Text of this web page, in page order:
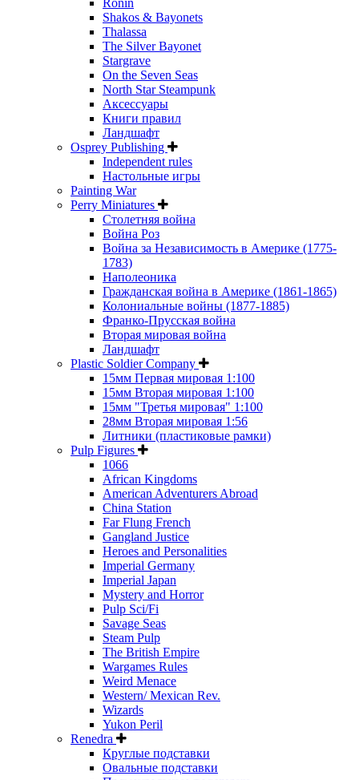
Ronin
Shakos & Bayonets
Thalassa
The Silver Bayonet
Stargrave
On the Seven Seas
North Star Steampunk
Аксессуары
Книги правил
Ландшафт
Osprey Publishing
Independent rules
Настольные игры
Painting War
Perry Miniatures
Столетняя война
Война Роз
Война за Независимость в Америке (1775-
1783)
Наполеоника
Гражданская война в Америке (1861-1865)
Колониальные войны (1877-1885)
Франко-Прусская война
Вторая мировая война
Ландшафт
Plastic Soldier Company
15мм Первая мировая 1:100
15мм Вторая мировая 1:100
15мм "Третья мировая" 1:100
28мм Вторая мировая 1:56
Литники (пластиковые рамки)
Pulp Figures
1066
African Kingdoms
American Adventurers Abroad
China Station
Far Flung French
Gangland Justice
Heroes and Personalities
Imperial Germany
Imperial Japan
Mystery and Horror
Pulp Sci/Fi
Savage Seas
Steam Pulp
The British Empire
Wargames Rules
Weird Menace
Western/ Mexican Rev.
Wizards
Yukon Peril
Renedra
Круглые подставки
Овальные подставки